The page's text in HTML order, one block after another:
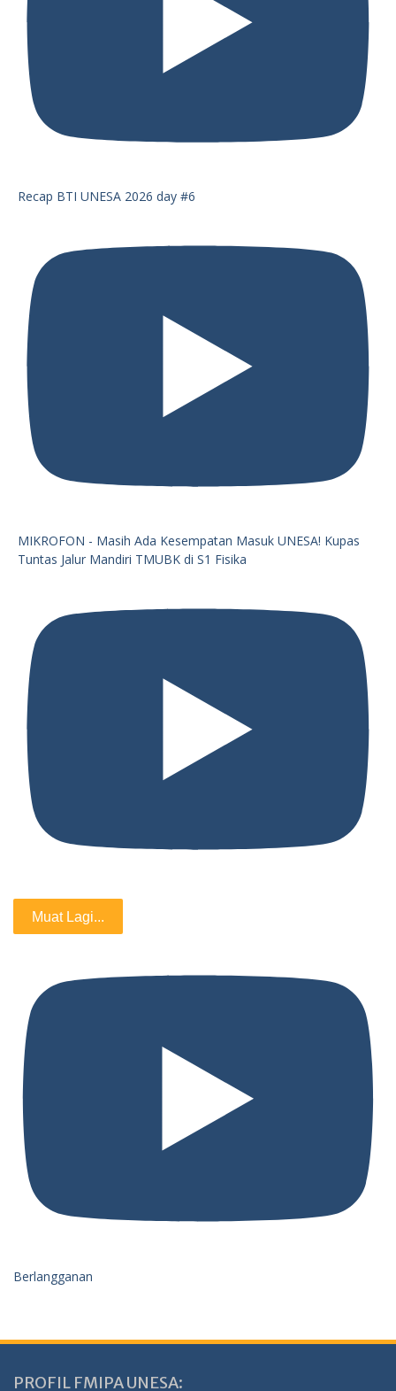
Recap BTI UNESA 2026 day #6
MIKROFON - Masih Ada Kesempatan Masuk UNESA! Kupas
Tuntas Jalur Mandiri TMUBK di S1 Fisika
Muat Lagi...
Berlangganan
PROFIL FMIPA UNESA: